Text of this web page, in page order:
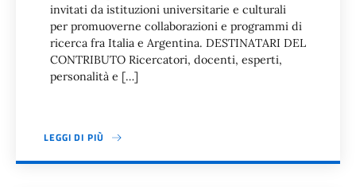
invitati da istituzioni universitarie e culturali
per promuoverne collaborazioni e programmi di
ricerca fra Italia e Argentina. DESTINATARI DEL
CONTRIBUTO Ricercatori, docenti, esperti,
personalità e […]
LEGGI DI PIÙ